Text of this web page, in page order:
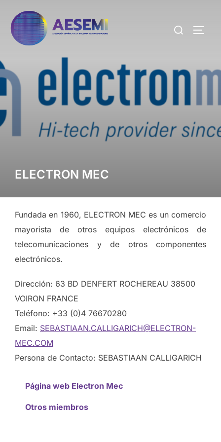
ELECTRON MEC
Fundada en 1960, ELECTRON MEC es un comercio
mayorista de otros equipos electrónicos de
telecomunicaciones y de otros componentes
electrónicos.
Dirección: 63 BD DENFERT ROCHEREAU 38500
VOIRON FRANCE
Teléfono: +33 (0)4 76670280
Email: SEBASTIAAN.CALLIGARICH@ELECTRON-
MEC.COM
Persona de Contacto: SEBASTIAAN CALLIGARICH
Página web Electron Mec
Otros miembros